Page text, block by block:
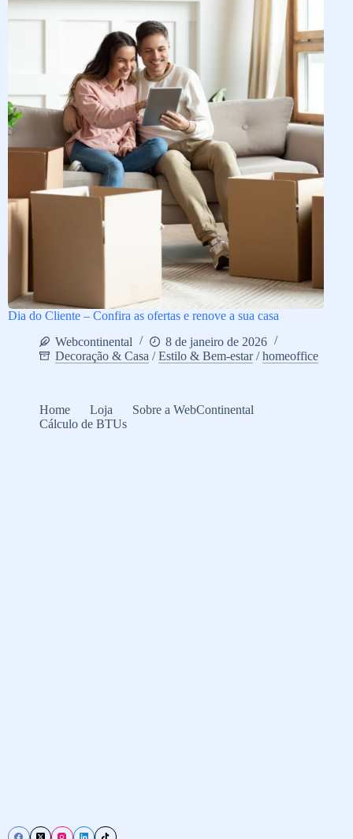
Dia do Cliente – Confira as ofertas e renove a sua casa
Webcontinental
8 de janeiro de 2026
Decoração & Casa /Estilo & Bem-estar/homeoffice
Home Loja
Sobre a WebContinental
Cálculo de BTUs